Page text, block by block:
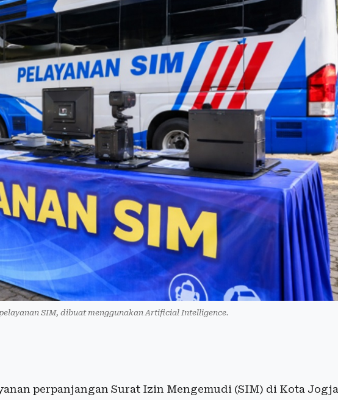
SIM, dibuat menggunakan Artificial Intelligence.
perpanjangan Surat Izin Mengemudi (SIM) di Kota Jogja